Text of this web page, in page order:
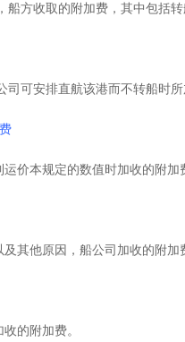
方收取的附加费，其中包括转
可安排直航该港而不转船时所
价本规定的数值时加收的附加
其他原因，船公司加收的附加
的附加费。